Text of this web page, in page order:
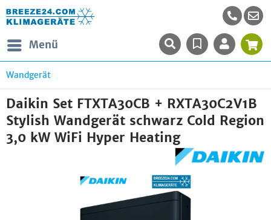
Menü
Wandgerät
Daikin Set FTXTA30CB + RXTA30C2V1B
Stylish Wandgerät schwarz Cold Region
3,0 kW WiFi Hyper Heating